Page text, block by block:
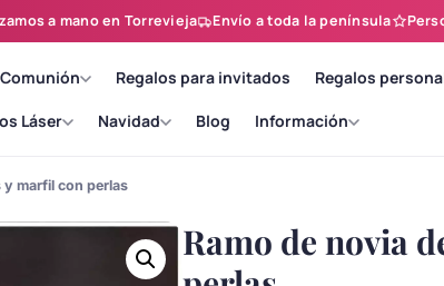
a mano en Torrevieja Envío a toda la península
Regalos para invitados Regalos
Láser Navidad Blog Información
y marfil con perlas
Ramo de novia